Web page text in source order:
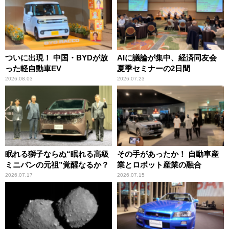
ついに出現！ 中国・BYDが放
った軽自動車EV
2026.08.03
AIに議論が集中、経済同友会
夏季セミナーの2日間
2026.07.23
眠れる獅子ならぬ“眠れる高級
ミニバンの元祖”覚醒なるか？
2026.07.17
その手があったか！ 自動車産
業とロボット産業の融合
2026.07.15